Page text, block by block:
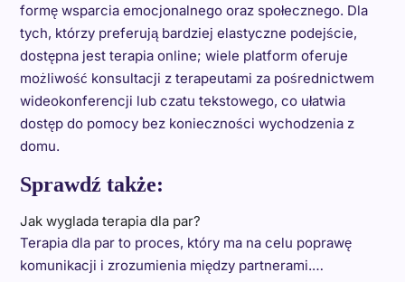
formę wsparcia emocjonalnego oraz społecznego. Dla
tych, którzy preferują bardziej elastyczne podejście,
dostępna jest terapia online; wiele platform oferuje
możliwość konsultacji z terapeutami za pośrednictwem
wideokonferencji lub czatu tekstowego, co ułatwia
dostęp do pomocy bez konieczności wychodzenia z
domu.
Sprawdź także:
Jak wyglada terapia dla par?
Terapia dla par to proces, który ma na celu poprawę
komunikacji i zrozumienia między partnerami.…